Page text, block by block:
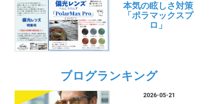
本気の眩しさ対策
「ポラマックスプ
ロ」
ブログランキング
2026-05-21